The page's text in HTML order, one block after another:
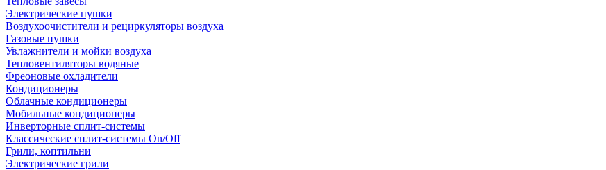
Электрические пушки
Воздухоочистители и рециркуляторы воздуха
Газовые пушки
Увлажнители и мойки воздуха
Тепловентиляторы водяные
Фреоновые охладители
Кондиционеры
Облачные кондиционеры
Мобильные кондиционеры
Инверторные сплит-системы
Классические сплит-системы On/Off
Грили, коптильни
Электрические грили